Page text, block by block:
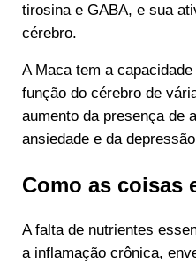
tirosina e GABA, e sua
cérebro.
A Maca tem a
função do cérebro de
aumento da presença de
ansiedade e da
Como as coisas
A falta de nutrientes
a inflamação crônica,